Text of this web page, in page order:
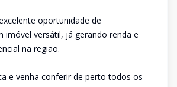
oportunidade de
imóvel versátil, já gerando renda e
na região.
e venha conferir de perto todos os